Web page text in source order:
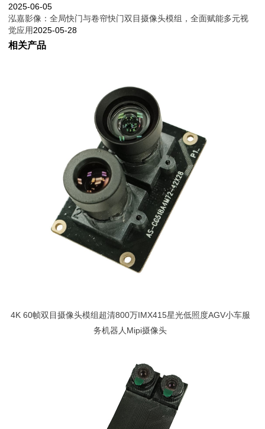
2025-06-05
泓嘉影像：全局快门与卷帘快门双目摄像头模组，全面赋能多元视
觉应用2025-05-28
相关产品
4K 60帧双目摄像头模组超清800万IMX415星光低照度AGV小车服
务机器人Mipi摄像头